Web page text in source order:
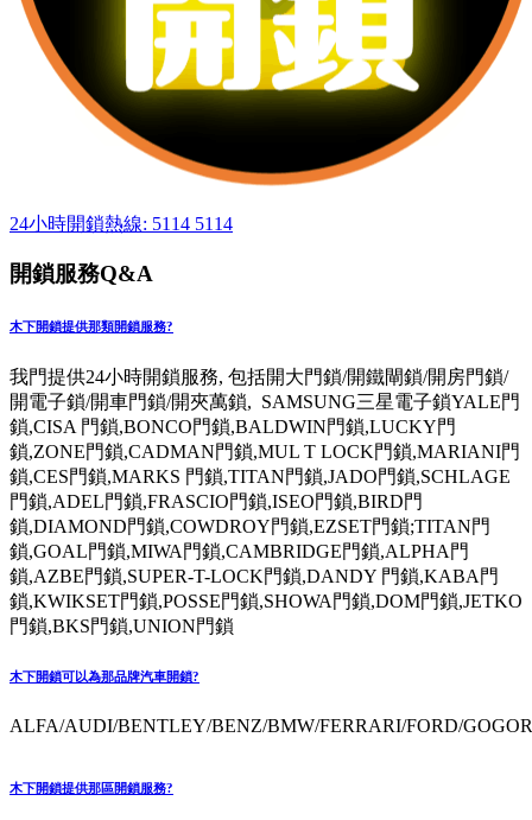
24小時開鎖熱線: 5114 5114
開鎖服務Q&A
木下開鎖提供那類開鎖服務?
我門提供24小時開鎖服務, 包括開大門鎖/開鐵閘鎖/開房門鎖/
開電子鎖/開車門鎖/開夾萬鎖, SAMSUNG三星電子鎖YALE門
鎖,CISA 門鎖,BONCO門鎖,BALDWIN門鎖,LUCKY門
鎖,ZONE門鎖,CADMAN門鎖,MUL T LOCK門鎖,MARIANI門
鎖,CES門鎖,MARKS 門鎖,TITAN門鎖,JADO門鎖,SCHLAGE
門鎖,ADEL門鎖,FRASCIO門鎖,ISEO門鎖,BIRD門
鎖,DIAMOND門鎖,COWDROY門鎖,EZSET門鎖;TITAN門
鎖,GOAL門鎖,MIWA門鎖,CAMBRIDGE門鎖,ALPHA門
鎖,AZBE門鎖,SUPER-T-LOCK門鎖,DANDY 門鎖,KABA門
鎖,KWIKSET門鎖,POSSE門鎖,SHOWA門鎖,DOM門鎖,JETKO
門鎖,BKS門鎖,UNION門鎖
木下開鎖可以為那品牌汽車開鎖?
ALFA/AUDI/BENTLEY/BENZ/BMW/FERRARI/FORD/
木下開鎖提供那區開鎖服務?